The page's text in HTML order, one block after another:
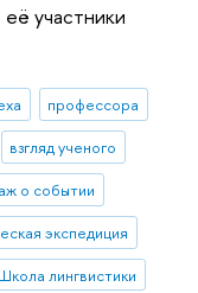
участники
профессора
взгляд ученого
о событии
экспедиция
лингвистики